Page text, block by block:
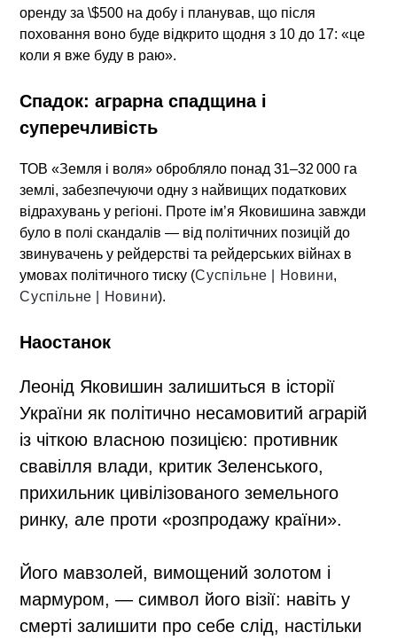
оренду за \$500 на добу і планував, що після
поховання воно буде відкрито щодня з 10 до 17:«це
коли я вже буду в раю».
Спадок: аграрна спадщина і
суперечливість
ТОВ «Земля і воля» обробляло понад 31–32 000 га
землі, забезпечуючи одну з найвищих податкових
відрахувань у регіоні. Проте ім’я Яковишина завжди
було в полі скандалів — від політичних позицій до
звинувачень у рейдерстві та рейдерських війнах в
умовах політичного тиску (Суспільне | Новини,
Суспільне | Новини).
Наостанок
Леонід Яковишин залишиться в історії
України як політично несамовитий аграрій
із чіткою власною позицією: противник
свавілля влади, критик Зеленського,
прихильник цивілізованого земельного
ринку, але проти «розпродажу країни».
Його мавзолей, вимощений золотом і
мармуром, — символ його візії: навіть у
смерті залишити про себе слід, настільки